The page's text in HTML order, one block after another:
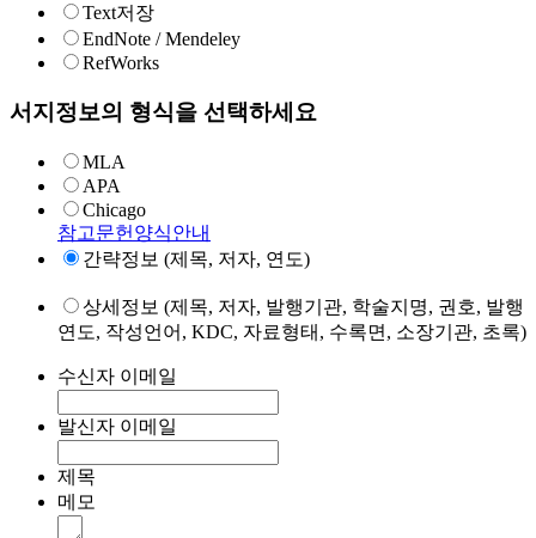
Text저장
EndNote / Mendeley
RefWorks
서지정보의 형식을 선택하세요
MLA
APA
Chicago
참고문헌양식안내
간략정보 (제목, 저자, 연도)
상세정보 (제목, 저자, 발행기관, 학술지명, 권호, 발행
연도, 작성언어, KDC, 자료형태, 수록면, 소장기관, 초록)
수신자 이메일
발신자 이메일
제목
메모